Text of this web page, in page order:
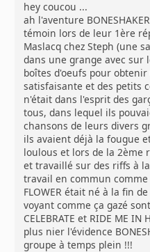
hey coucou ...
ah l'aventure
témoin lors de leur 1ère
Maslacq chez Steph (une
dans une grange avec sur
boîtes d'oeufs pour
satisfaisante et des petits
n'était dans l'esprit des
tous, dans lequel ils
chansons de leurs divers
ils avaient déjà la fougue
loulous et lors de la 2ème
et travaillé sur des riffs à
travail en commun
FLOWER était né à la fin
voyant comme ça gazé
CELEBRATE et RIDE ME
plus nier l'évidence
groupe à temps plein !!!